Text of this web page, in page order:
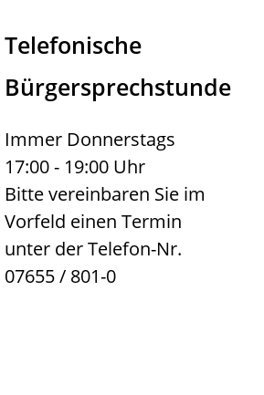
Telefonische
Bürgersprechstunde
Immer Donnerstags
17:00 - 19:00 Uhr
Bitte vereinbaren Sie im
Vorfeld einen Termin
unter der Telefon-Nr.
07655 / 801-0